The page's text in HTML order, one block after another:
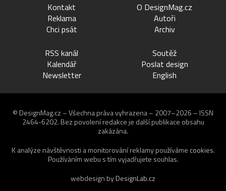
Kontakt
Reklama
Chci psát
O DesignMag.cz
Autoři
Archiv
RSS kanál
Kalendář
Newsletter
Soutěž
Poslat design
English
© DesignMag.cz – Všechna práva vyhrazena – 2007–2026 – ISSN
2464-6202. Bez povolení redakce je další publikace obsahu
zakázána.
K analýze návštěvnosti a monitorování reklamy používáme cookies.
Používáním webu s tím vyjadřujete souhlas.
webdesign byDesignLab.cz